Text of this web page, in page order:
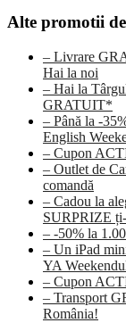
Alte promotii
– Livrare
Hai la noi
– Hai la
GRATUIT*
– Până la -
English
– Cupon
– Outlet de
comandă
– Cadou la
SURPRIZE
– -50% la
– Un iPad
YA
– Cupon
– Transport
România!